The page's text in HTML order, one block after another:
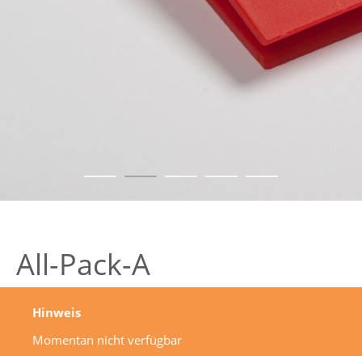
All-Pack-A
Hinweis
Momentan nicht verfügbar